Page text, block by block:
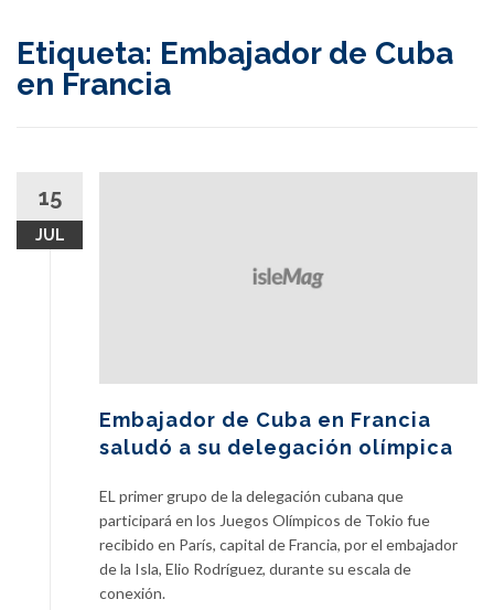
Etiqueta: Embajador de Cuba
en Francia
15
JUL
Embajador de Cuba en Francia
saludó a su delegación olímpica
EL primer grupo de la delegación cubana que
participará en los Juegos Olímpicos de Tokio fue
recibido en París, capital de Francia, por el embajador
de la Isla, Elio Rodríguez, durante su escala de
conexión.